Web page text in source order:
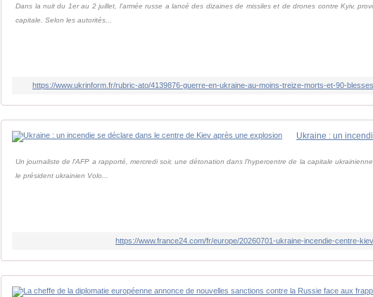
Dans la nuit du 1er au 2 juillet, l'armée russe a lancé des dizaines de missiles et de drones contre Kyiv,
capitale. Selon les autorités...
https://www.ukrinform.fr/rubric-ato/4139876-guerre-en-ukraine-au-moins-treize-morts-et-90-
Un journaliste de l'AFP a rapporté, mercredi soir, une détonation dans l'hypercentre de la capitale
le président ukrainien Volo...
https://www.france24.com/fr/europe/20260701-ukraine-incendie-centre-